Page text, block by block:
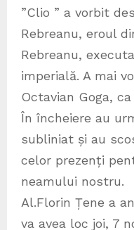
”Clio ” a vorbit
Rebreanu, eroul
Rebreanu,
imperială. A mai
Octavian Goga,
În încheiere au
subliniat și au
celor prezenți
neamului nostru.
Al.Florin Țene a
va avea loc joi, 7